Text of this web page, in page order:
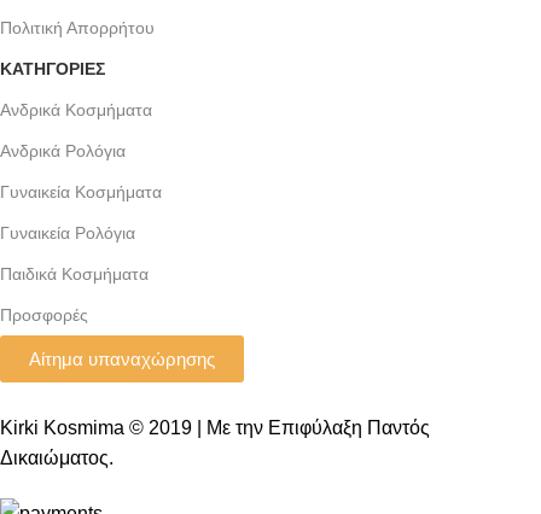
Πολιτική Απορρήτου
ΚΑΤΗΓΟΡΙΕΣ
Ανδρικά Κοσμήματα
Ανδρικά Ρολόγια
Γυναικεία Κοσμήματα
Γυναικεία Ρολόγια
Παιδικά Κοσμήματα
Προσφορές
Αίτημα υπαναχώρησης
Kirki Kosmima © 2019 | Με την Επιφύλαξη Παντός
Δικαιώματος.